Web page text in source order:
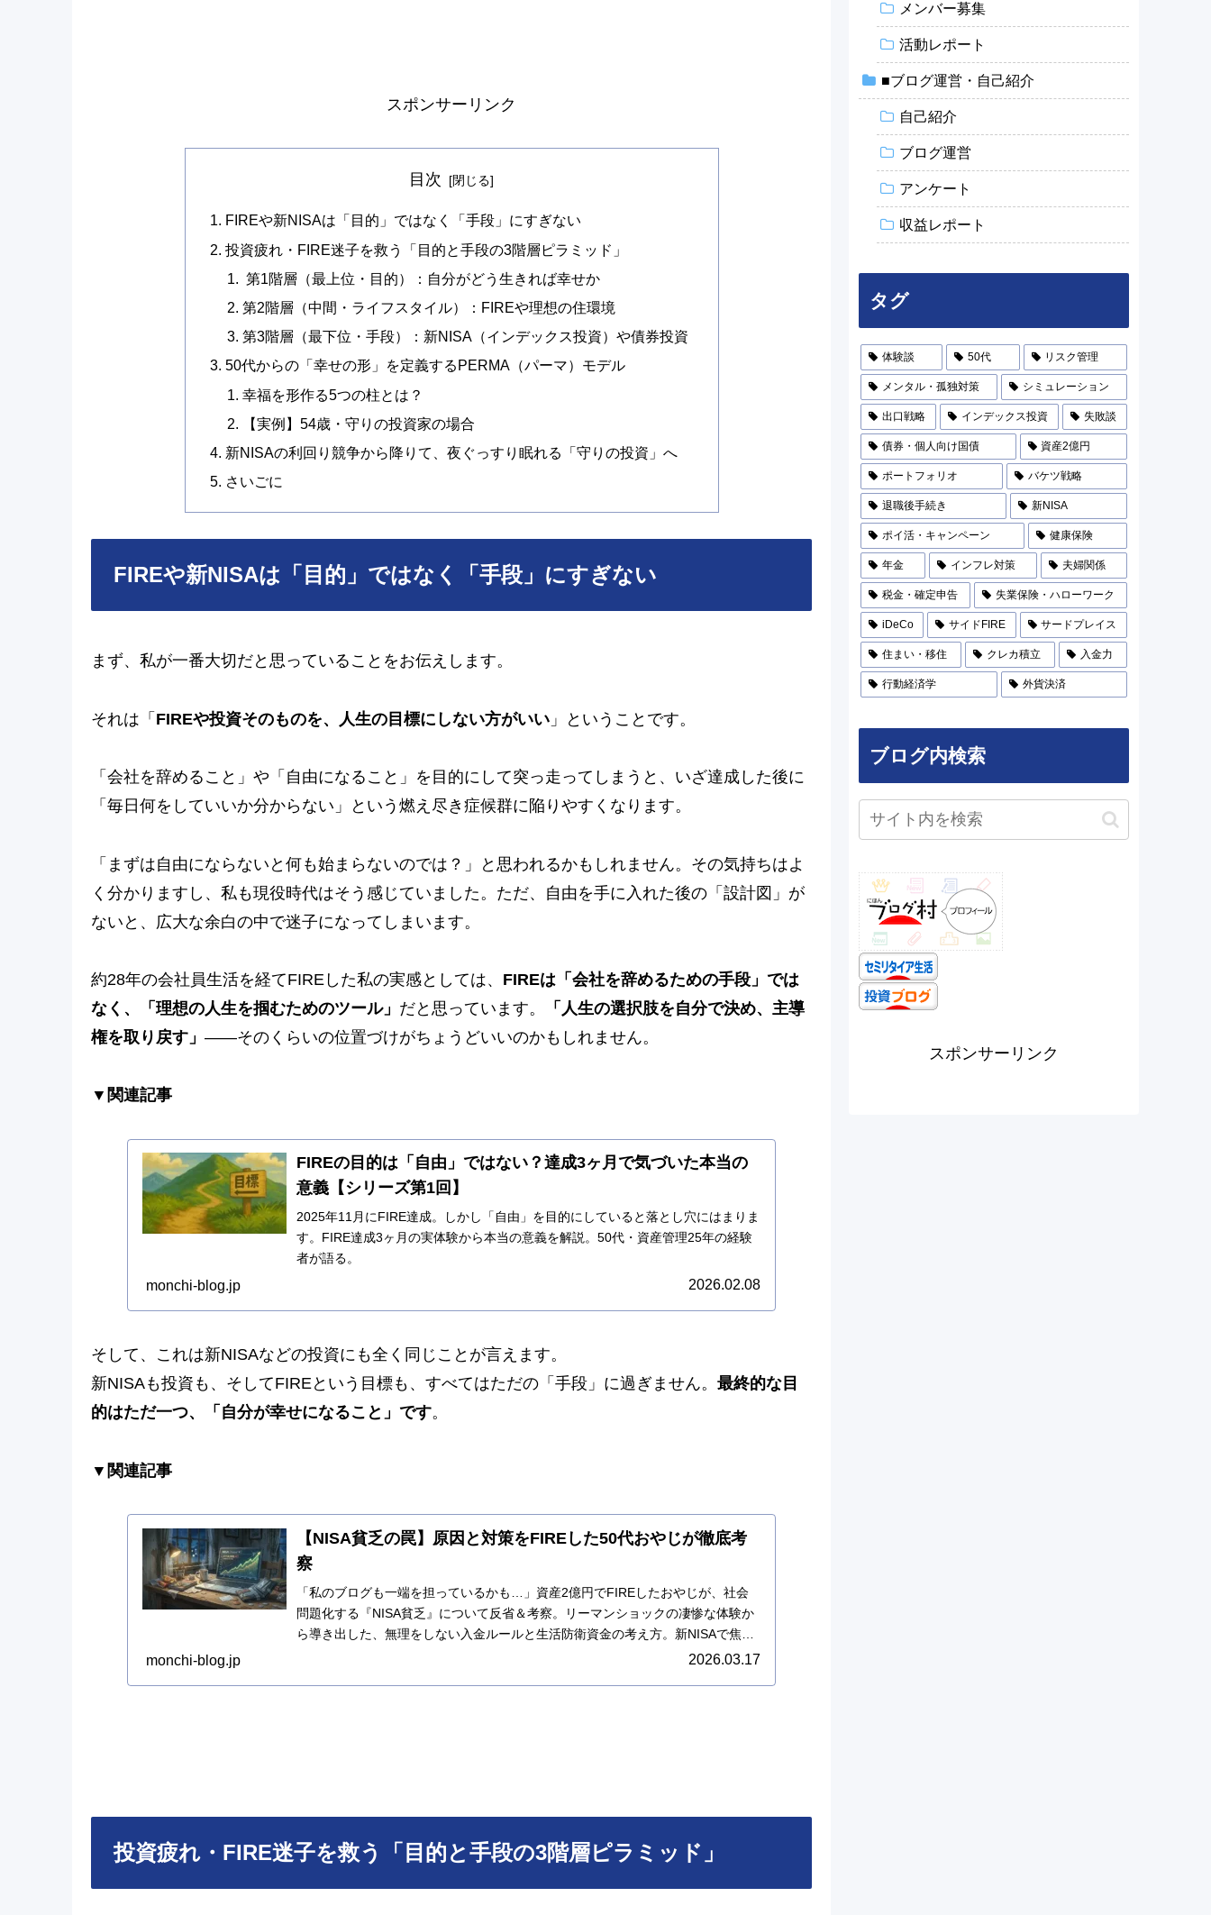
スポンサーリンク
目次
FIREや新NISAは「目的」ではなく「手段」にすぎない
投資疲れ・FIRE迷子を救う「目的と手段の3階層ピラミッド」
第1階層（最上位・目的）：自分がどう生きれば幸せか
第2階層（中間・ライフスタイル）：FIREや理想の住環境
第3階層（最下位・手段）：新NISA（インデックス投資）や債券投資
50代からの「幸せの形」を定義するPERMA（パーマ）モデル
幸福を形作る5つの柱とは？
【実例】54歳・守りの投資家の場合
新NISAの利回り競争から降りて、夜ぐっすり眠れる「守りの投資」へ
さいごに
FIREや新NISAは「目的」ではなく「手段」にすぎない
まず、私が一番大切だと思っていることをお伝えします。
それは「 FIREや投資そのものを、人生の目標にしない方がいい 」ということです。
「会社を辞めること」や「自由になること」を目的にして突っ走ってしまうと、いざ達成した後に
「毎日何をしていいか分からない」という燃え尽き症候群に陥りやすくなります。
「まずは自由にならないと何も始まらないのでは？」と思われるかもしれません。その気持ちはよ
く分かりますし、私も現役時代はそう感じていました。ただ、自由を手に入れた後の「設計図」が
ないと、広大な余白の中で迷子になってしまいます。
約28年の会社員生活を経てFIREした私の実感としては、 FIREは「会社を辞めるための手段」では
なく、「理想の人生を掴むためのツール」 だと思っています。
「人生の選択肢を自分で決め、主導
権を取り戻す」 ——そのくらいの位置づけがちょうどいいのかもしれません。
▼関連記事
FIREの目的は「自由」ではない？達成3ヶ月で気づいた本当の
意義【シリーズ第1回】
2025年11月にFIRE達成。しかし「自由」を目的にしていると落とし穴にはまりま
す。FIRE達成3ヶ月の実体験から本当の意義を解説。50代・資産管理25年の経験
者が語る。
monchi-blog.jp 2026.02.08
そして、これは新NISAなどの投資にも全く同じことが言えます。
新NISAも投資も、そしてFIREという目標も、すべてはただの「手段」に過ぎません。 最終的な目
的はただ一つ、「自分が幸せになること」です。
▼関連記事
【NISA貧乏の罠】原因と対策をFIREした50代おやじが徹底考
察
「私のブログも一端を担っているかも…」資産2億円でFIREしたおやじが、社会
問題化する『NISA貧乏』について反省＆考察。リーマンショックの凄惨な体験か
ら導き出した、無理をしない入金ルールと生活防衛資金の考え方。新NISAで焦っ
monchi-blog.jp 2026.03.17
投資疲れ・FIRE迷子を救う「目的と手段の3階層ピラミッド」
メンバー募集
活動レポート
■ブログ運営・自己紹介
自己紹介
ブログ運営
アンケート
収益レポート
タグ
体験談 50代 リスク管理
メンタル・孤独対策 シミュレーション
出口戦略 インデックス投資 失敗談
債券・個人向け国債 資産2億円
ポートフォリオ バケツ戦略
退職後手続き 新NISA
ポイ活・キャンペーン 健康保険
年金 インフレ対策 夫婦関係
税金・確定申告 失業保険・ハローワーク
iDeCo サイドFIRE サードプレイス
住まい・移住 クレカ積立 入金力
行動経済学 外貨決済
ブログ内検索
スポンサーリンク